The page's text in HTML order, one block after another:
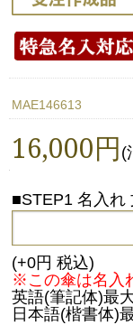
MAE146613
16,000円 (
■STEP1 名入れ
(+0円 税込)
※この傘は名入
英語(筆記体)最
日本語(楷書体)